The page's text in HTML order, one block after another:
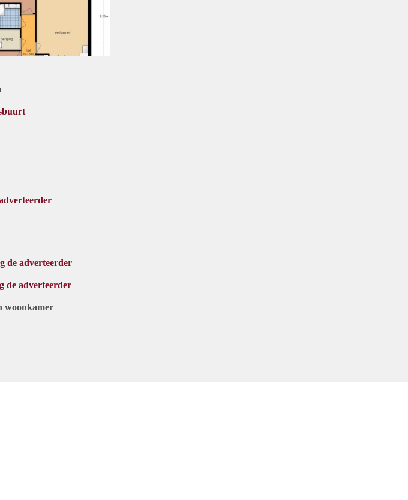
de adverteerder
de adverteerder
woonkamer